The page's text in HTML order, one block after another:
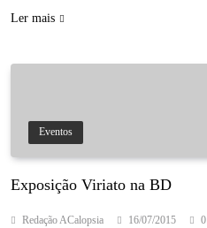
Ler mais
Eventos
Exposição Viriato na BD
Redação ACalopsia 16/07/2015 0